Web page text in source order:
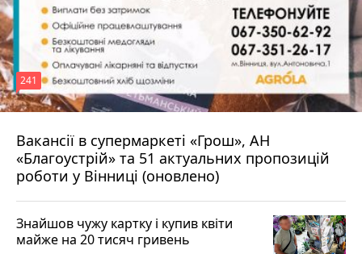
Вакансії в супермаркеті «Грош», АН
«Благоустрій» та 51 актуальних пропозицій
роботи у Вінниці (оновлено)
241
4 серпня 2026 р.
Знайшов чужу картку і купив квіти
майже на 20 тисяч гривень